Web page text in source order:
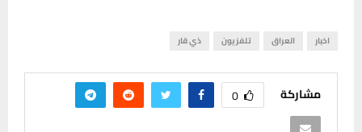
اخبار العراق تلفزيون ذي قار
مشاركة 0